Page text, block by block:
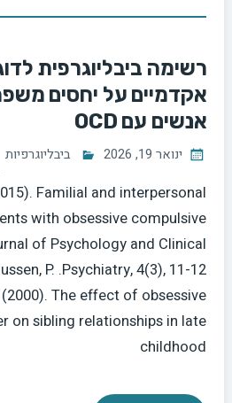
רשימה ביבליוגרפית
אקדמיים על יחסים
אנשים עם OCD
ינואר 19, 2026 ביבליוגרפיות
Familial and interpersonal
with obsessive compulsive
of Psychology and Clinical
P.
(2000). The effect of obsessive
on sibling relationships in late
childhood